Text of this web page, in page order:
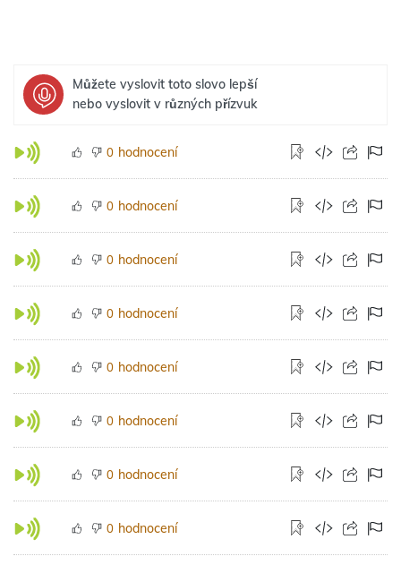
Můžete vyslovit toto slovo lepší
nebo vyslovit v různých přízvuk
0 hodnocení
0 hodnocení
0 hodnocení
0 hodnocení
0 hodnocení
0 hodnocení
0 hodnocení
0 hodnocení